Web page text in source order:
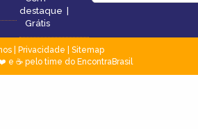
destaque |
Grátis
| Privacidade
Sitemap
e ☕ pelo time do EncontraBrasil